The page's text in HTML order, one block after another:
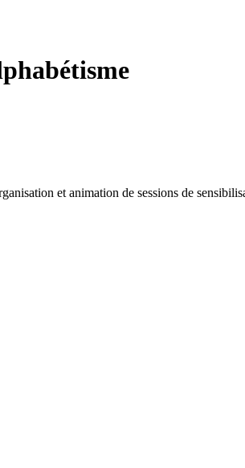
et animation de sessions de